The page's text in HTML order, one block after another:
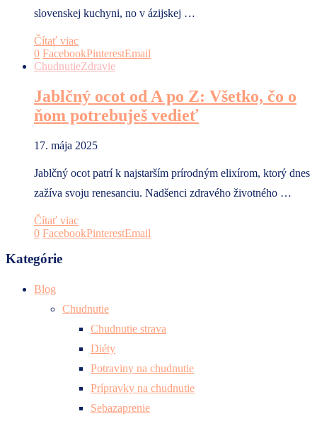
slovenskej kuchyni, no v ázijskej …
Čítať viac
0 FacebookPinterestEmail
ChudnutieZdravie
Jablčný ocot od A po Z: Všetko, čo o
ňom potrebuješ vedieť
17. mája 2025
Jablčný ocot patrí k najstarším prírodným elixírom, ktorý dnes
zažíva svoju renesanciu. Nadšenci zdravého životného …
Čítať viac
0 FacebookPinterestEmail
Kategórie
Blog
Chudnutie
Chudnutie strava
Diéty
Potraviny na chudnutie
Prípravky na chudnutie
Sebazaprenie